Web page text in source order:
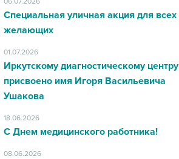
Специальная уличная акция для всех
желающих
01.07.2026
Иркутскому диагностическому центру
присвоено имя Игоря Васильевича
Ушакова
18.06.2026
С Днем медицинского работника!
08.06.2026